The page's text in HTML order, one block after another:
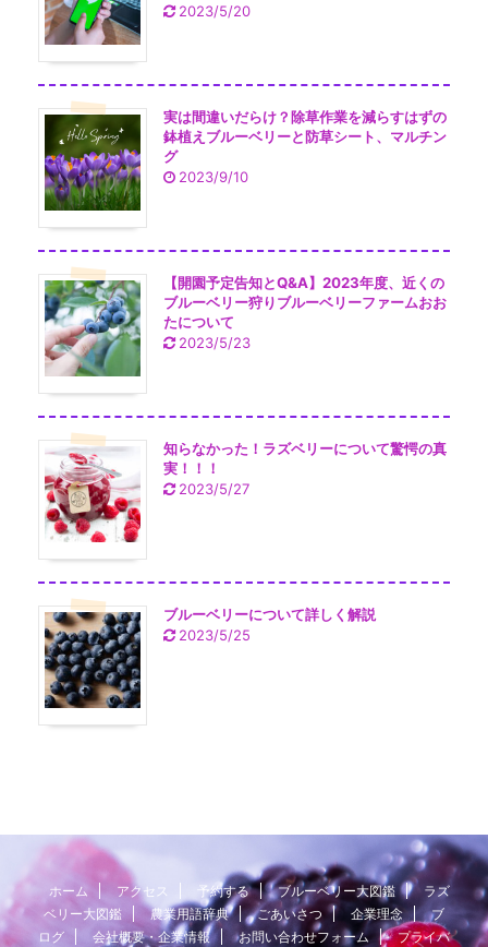
2023/5/20
実は間違いだらけ？除草作業を減らすはずの
鉢植えブルーベリーと防草シート、マルチン
グ
2023/9/10
【開園予定告知とQ&A】2023年度、近くの
ブルーベリー狩りブルーベリーファームおお
たについて
2023/5/23
知らなかった！ラズベリーについて驚愕の真
実！！！
2023/5/27
ブルーベリーについて詳しく解説
2023/5/25
ホーム アクセス 予約する ブルーベリー大図鑑
ラズ
ベリー大図鑑
農業用語辞典 ごあいさつ 企業理念
ブ
ログ
会社概要・企業情報 お問い合わせフォーム プライバ